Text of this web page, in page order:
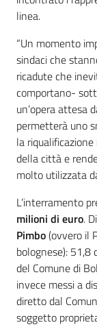
linea.
“Un momento
sindaci che
ricadute che
comportano-
un’opera attesa
permetterà uno
la
della città e
molto utilizzata
L’interramento
milioni di euro.
Pimbo(ovvero il
bolognese):
del Comune di
invece messi a
diretto dal
soggetto